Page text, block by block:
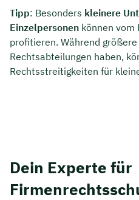
Tipp: Besonders kleinere
Einzelpersonen können vom
profitieren. Während
Rechtsabteilungen haben,
Rechtsstreitigkeiten für
Dein Experte für
Dauer: ca. 30 Minuten
Kostenfrei &